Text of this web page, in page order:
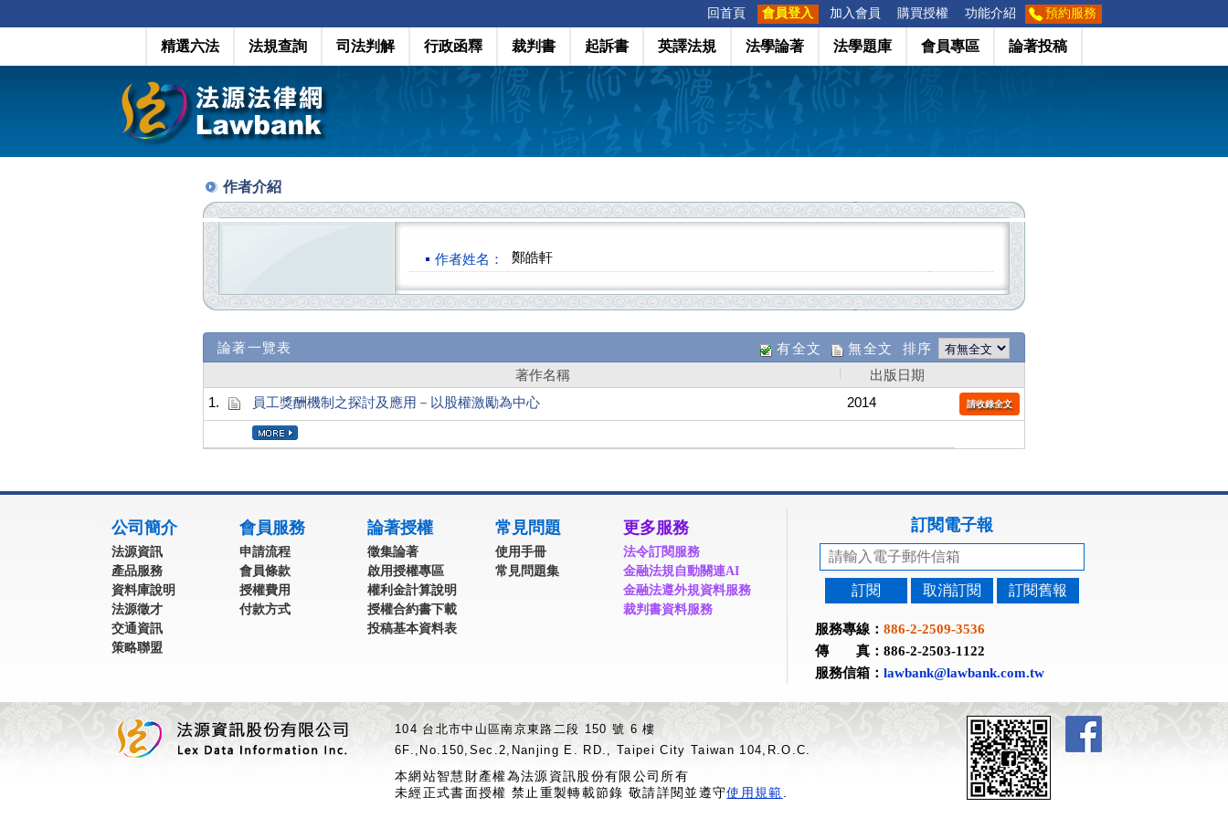
回首頁 會員登入 加入會員 購買授權 功能介紹 預約服務
精選六法 法規查詢 司法判解 行政函釋 裁判書 起訴書 英譯法規 法學論著 法學題庫 會員專區 論著投稿
作者介紹
作者姓名： 鄭皓軒
論著一覽表 有全文 無全文 排序
著作名稱
出版日期
1.
員工獎酬機制之探討及應用－以股權激勵為中心 2014 請收錄全文
公司簡介
法源資訊
產品服務
資料庫說明
法源徵才
交通資訊
策略聯盟
會員服務
申請流程
會員條款
授權費用
付款方式
論著授權
徵集論著
啟用授權專區
權利金計算說明
授權合約書下載
投稿基本資料表
常見問題
使用手冊
常見問題集
更多服務
法令訂閱服務
金融法規自動關連AI
金融法遵外規資料服務
裁判書資料服務
訂閱電子報
訂閱 取消訂閱 訂閱舊報
服務專線： 886-2-2509-3536
傳 真：886-2-2503-1122
服務信箱： lawbank@lawbank.com.tw
104 台北市中山區南京東路二段 150 號 6 樓
6F.,No.150,Sec.2,Nanjing E. RD., Taipei City Taiwan 104,R.O.C.
本網站智慧財產權為法源資訊股份有限公司所有
未經正式書面授權 禁止重製轉載節錄 敬請詳閱並遵守使用規範